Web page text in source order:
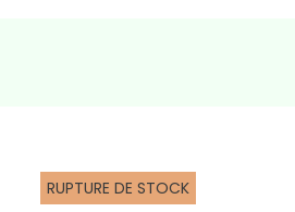
RUPTURE DE STOCK